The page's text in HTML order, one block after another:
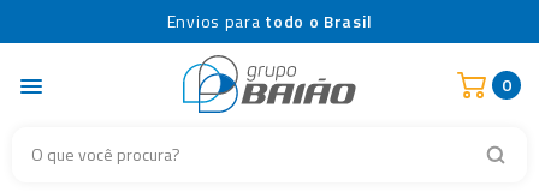
Envios para todo o Brasil
0